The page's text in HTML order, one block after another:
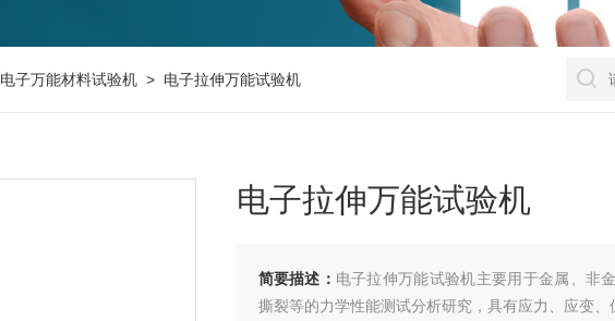
电子万能材料试验机 > 电子拉伸万能试验机
电子拉伸万能试验机
简要描述： 电子拉伸万能试验机主要用于金属、非
撕裂等的力学性能测试分析研究，具有应力、应变、